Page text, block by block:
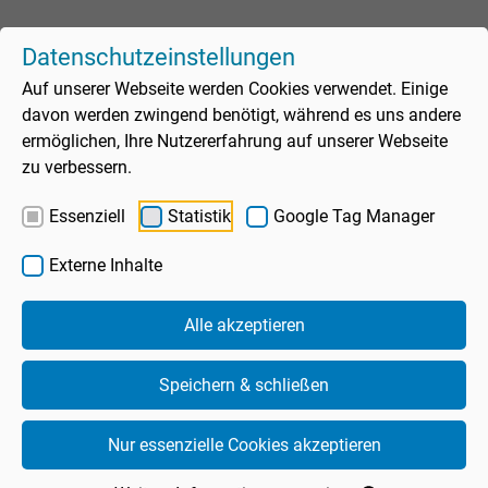
Datenschutzeinstellungen
Auf unserer Webseite werden Cookies verwendet. Einige
davon werden zwingend benötigt, während es uns andere
ermöglichen, Ihre Nutzererfahrung auf unserer Webseite
zu verbessern.
Essenziell Statistik Google Tag Manager
Externe Inhalte
Alle akzeptieren
Speichern & schließen
Nur essenzielle Cookies akzeptieren
Assistent
Schwimmbad
Sauna
Wellness
Freizeitangebote
Gästeaufkommen
Spaßbad Sauna
7.00-10.30 Uhr
(Mo: ab 10.00 Uhr)
Sportbad bei Freibadbetrieb 10:30–19:30 Uhr geschlossen
Freibad